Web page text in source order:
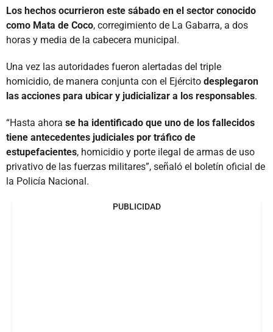
Los hechos ocurrieron este sábado en el sector conocido
como Mata de Coco, corregimiento de La Gabarra, a dos
horas y media de la cabecera municipal.
Una vez las autoridades fueron alertadas del triple
homicidio, de manera conjunta con el Ejército desplegaron
las acciones para ubicar y judicializar a los responsables.
“Hasta ahora se ha identificado que uno de los fallecidos
tiene antecedentes judiciales por tráfico de
estupefacientes, homicidio y porte ilegal de armas de uso
privativo de las fuerzas militares”, señaló el boletín oficial de
la Policía Nacional.
PUBLICIDAD